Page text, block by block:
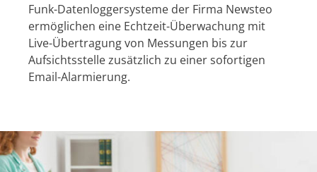
Funk-Datenloggersysteme der Firma Newsteo
ermöglichen eine Echtzeit-Überwachung mit
Live-Übertragung von Messungen bis zur
Aufsichtsstelle zusätzlich zu einer sofortigen
Email-Alarmierung.